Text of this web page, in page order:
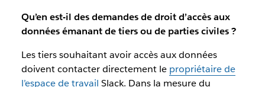
Qu’en est-il des demandes de droit d’accès aux
données émanant de tiers ou de parties civiles ?
Les tiers souhaitant avoir accès aux données
doivent contacter directement le propriétaire de
l’espace de travail Slack. Dans la mesure du